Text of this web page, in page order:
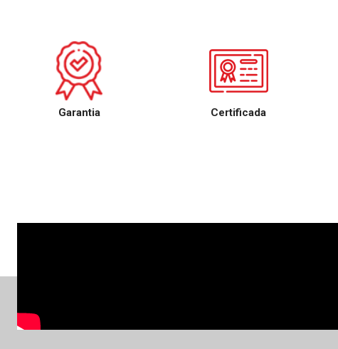
Garantia Certificada